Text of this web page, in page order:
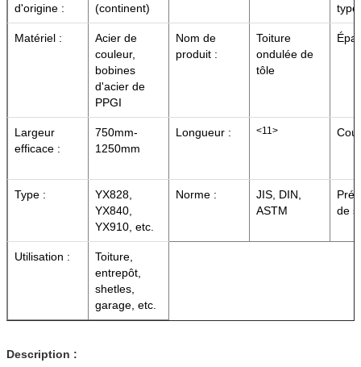
d'origine :
(continent)
type
Matériel :
Acier de
couleur,
bobines
d'acier de
PPGI
Nom de
produit :
Toiture
ondulée de
tôle
Largeur
efficace :
750mm-
1250mm
Longueur : <11>
Type :
YX828,
YX840,
YX910, etc.
Norme :
JIS, DIN,
ASTM
de
Utilisation :
Toiture,
entrepôt,
shetles,
garage, etc.
Description :